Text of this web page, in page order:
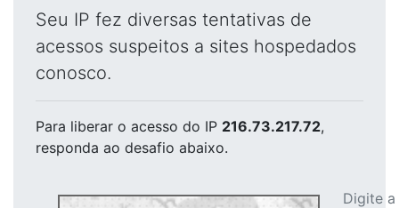
Seu IP fez diversas tentativas de
acessos suspeitos a sites hospedados
conosco.
Para liberar o acesso do IP 216.73.217.72,
responda ao desafio abaixo.
Digite